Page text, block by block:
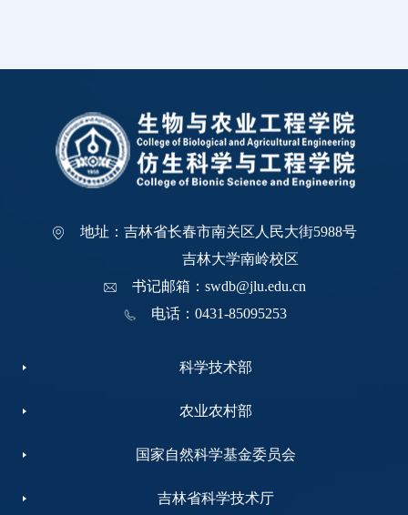
地址：吉林省长春市南关区人民大街5988号
吉林大学南岭校区
书记邮箱：swdb@jlu.edu.cn
电话：0431-85095253
科学技术部
农业农村部
国家自然科学基金委员会
吉林省科学技术厅